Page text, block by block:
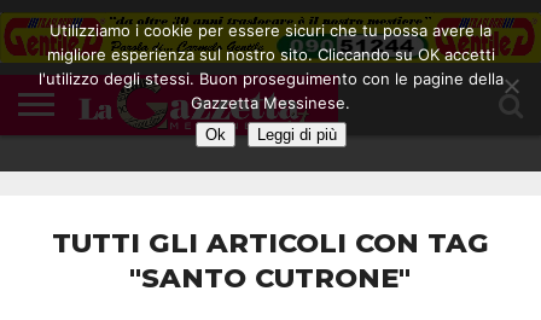
CONTATTI
COOKIE
POLICY
DIVENTA
BLOGGER
HOME
NOTE
LEGALI
TUTTI GLI ARTICOLI CON TAG
"SANTO CUTRONE"
Utilizziamo i cookie per essere sicuri che tu possa avere la
migliore esperienza sul nostro sito. Cliccando su OK accetti
l'utilizzo degli stessi. Buon proseguimento con le pagine della
Gazzetta Messinese.
Ok Leggi di più